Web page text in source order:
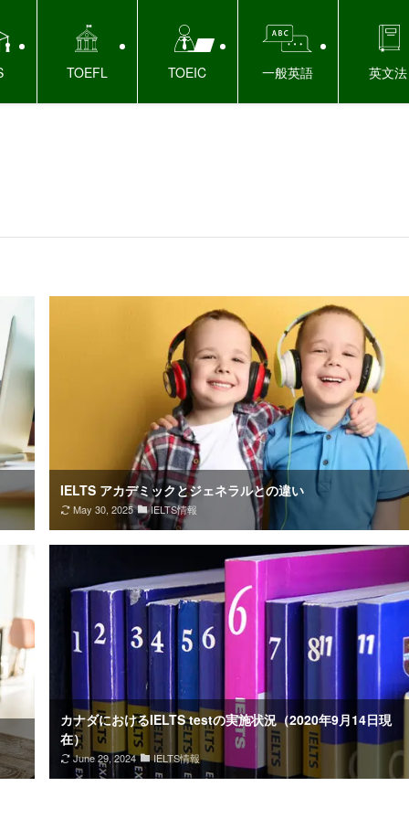
TOEFL TOEIC 一般英語 英文法
IELTS アカデミックとジェネラルとの違い
May 30, 2025 IELTS情報
カナダにおけるIELTS testの実施状況（2020年9月14日現
在）
June 29, 2024 IELTS情報